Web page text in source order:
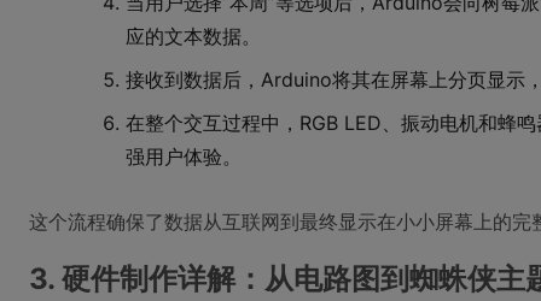
应的文本数据。
接收到数据后，Arduino将其在屏幕上分页显示
在整个交互过程中，RGB LED、振动电机和蜂
强用户体验。
这个流程确保了数据从互联网到最终显示在小小屏幕上的完
3. 硬件制作详解：从电路图到蜘蛛侠主